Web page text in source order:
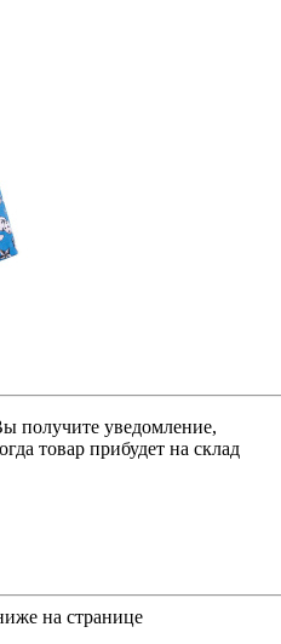
получите уведомление,
товар прибудет на склад
на странице